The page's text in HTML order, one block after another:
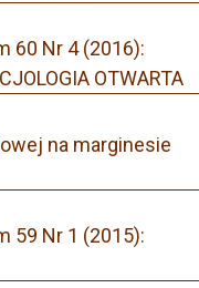
60 Nr 4 (2016):
OTWARTA
na marginesie
59 Nr 1 (2015):